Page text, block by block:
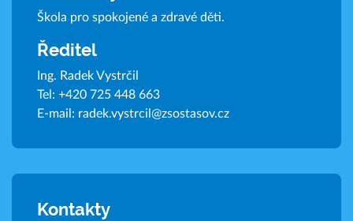
Škola pro spokojené a zdravé děti.
Ředitel
Ing. Radek Vystrčil
Tel: +420 725 448 663
E-mail: radek.vystrcil@zsostasov.cz
Kontakty